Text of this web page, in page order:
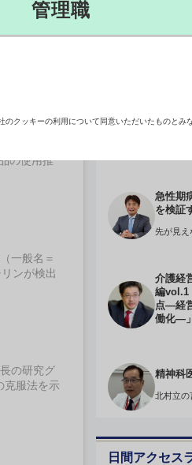
療協議
て微生
の使用推
一般名＝
ンが検出
の研究グ
克服法を示
身体的
データ
介護
誠理事
える『
急性期
を検証
先が見え
介護経
編vol.1
点―経
働化―」
精神科
北村立の
日間アクセス
管理職
クッキーの利用について同意いただいたものとみな